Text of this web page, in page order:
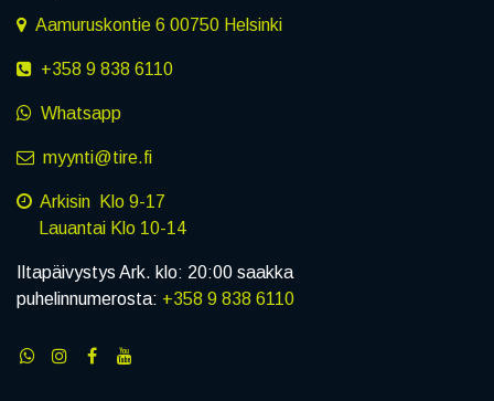
Aamuruskontie 6 00750 Helsinki
+358 9 838 6110
Whatsapp
myynti@tire.fi
Arkisin Klo 9-17
Lauantai Klo 10-14
Iltapäivystys Ark. klo: 20:00 saakka
puhelinnumerosta: +358 9 838 6110